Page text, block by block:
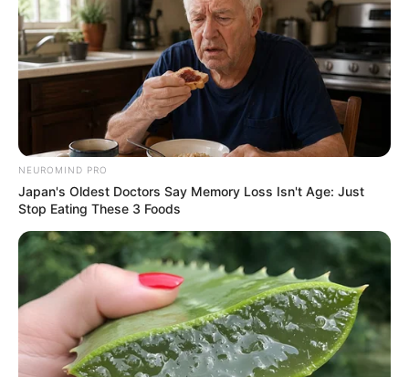
NEUROMIND PRO
Japan's Oldest Doctors Say Memory Loss Isn't Age: Just
Stop Eating These 3 Foods